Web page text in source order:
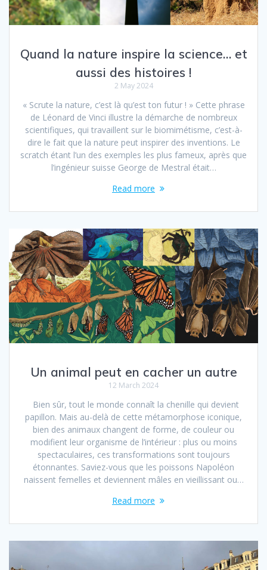
Quand la nature inspire la science… et
aussi des histoires !
2 May 2024
« Scrute la nature, c’est là qu’est ton futur ! » Cette phrase
de Léonard de Vinci illustre la démarche de nombreux
scientifiques, qui travaillent sur le biomimétisme, c’est-à-
dire le fait que la nature peut inspirer des inventions. Le
scratch étant l’un des exemples les plus fameux, après que
l’ingénieur suisse George de Mestral était…
Read more
Un animal peut en cacher un autre
12 March 2024
Bien sûr, tout le monde connaît la chenille qui devient
papillon. Mais au-delà de cette métamorphose iconique,
bien des animaux changent de forme, de couleur ou
modifient leur organisme de l’intérieur : plus ou moins
spectaculaires, ces transformations sont toujours
étonnantes. Saviez-vous que les poissons Napoléon
naissent femelles et deviennent mâles en vieillissant ou…
Read more